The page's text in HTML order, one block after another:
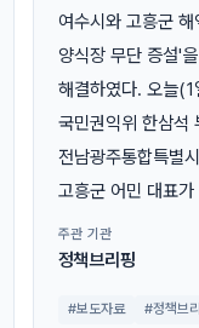
여수시와 고흥군
양식장 무단 증설'
해결하였다. 오늘(1
국민권익위 한삼석
전남광주통합특별
고흥군 어민 대표가
주관 기관
정책브리핑
#보도자료 #정책브